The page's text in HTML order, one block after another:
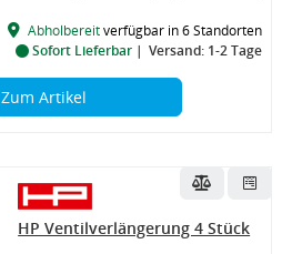
Abholbereitverfügbar in 6 Standorten
Sofort Lieferbar
Versand: 1-2 Tage
Zum Artikel
HP Ventilverlängerung 4 Stück